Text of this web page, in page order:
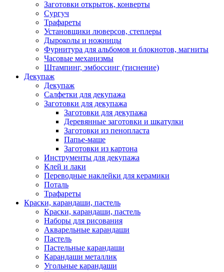
Заготовки открыток, конверты
Сургуч
Трафареты
Установщики люверсов, степлеры
Дыроколы и ножницы
Фурнитура для альбомов и блокнотов, магниты
Часовые механизмы
Штампинг, эмбоссинг (тиснение)
Декупаж
Декупаж
Салфетки для декупажа
Заготовки для декупажа
Заготовки для декупажа
Деревянные заготовки и шкатулки
Заготовки из пенопласта
Папье-маше
Заготовки из картона
Инструменты для декупажа
Клей и лаки
Переводные наклейки для керамики
Поталь
Трафареты
Краски, карандаши, пастель
Краски, карандаши, пастель
Наборы для рисования
Акварельные карандаши
Пастель
Пастельные карандаши
Карандаши металлик
Угольные карандаши